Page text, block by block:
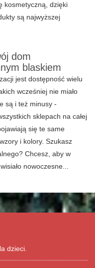
kosmetyczną, dzięki
są najwyższej
dom
blaskiem
jest dostępność wielu
wcześniej nie miało
są i też minusy -
sklepach na całej
się te same
i kolory. Szukasz
Chcesz, aby w
nowoczesne...
dzieci.